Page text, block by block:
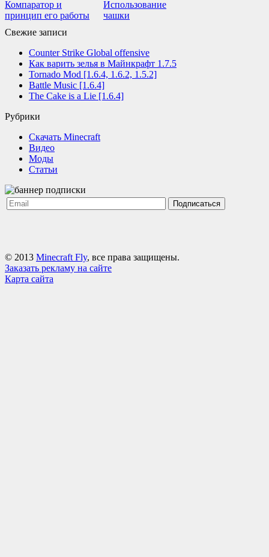
Компаратор и
принцип его работы
Использование
чашки
Свежие записи
Counter Strike Global offensive
Как варить зелья в Майнкрафт 1.7.5
Tornado Mod [1.6.4, 1.6.2, 1.5.2]
Battle Music [1.6.4]
The Cake is a Lie [1.6.4]
Рубрики
Cкачать Minecraft
Видео
Моды
Статьи
Подписаться
© 2013 Minecraft Fly, все права защищены.
Заказать рекламу на сайте
Карта сайта